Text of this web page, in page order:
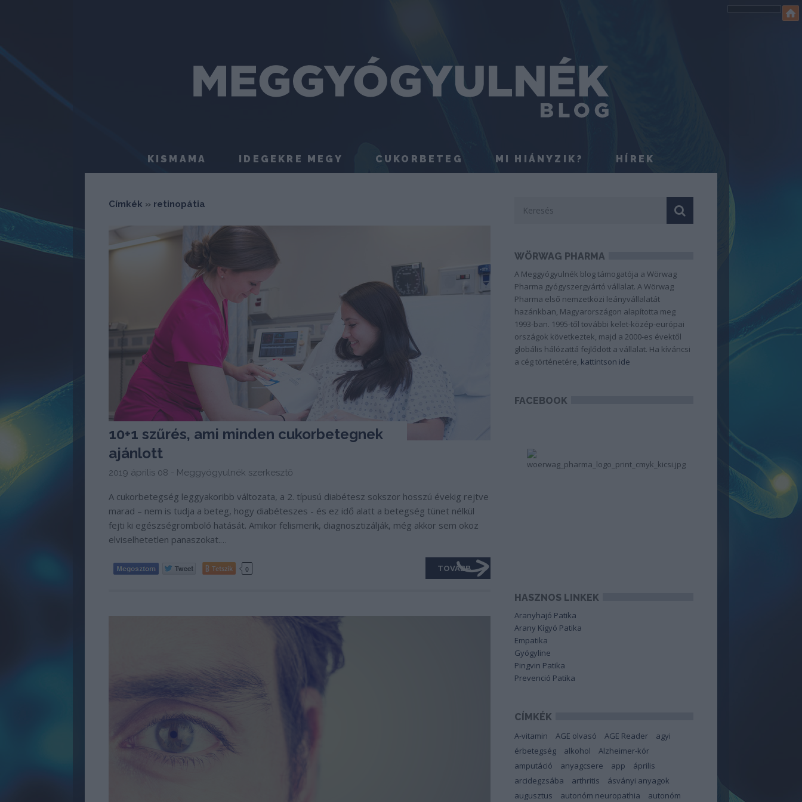
KISMAMA IDEGEKRE MEGY CUKORBETEG MI HIÁNYZIK? HÍREK
Címkék » retinopátia
10+1 szűrés, ami minden cukorbetegnek
ajánlott
2019 április 08 - Meggyógyulnék szerkesztő
A cukorbetegség leggyakoribb változata, a 2. típusú diabétesz sokszor hosszú évekig rejtve
marad – nem is tudja a beteg, hogy diabéteszes - és ez idő alatt a betegség tünet nélkül
fejti ki egészségromboló hatását. Amikor felismerik, diagnosztizálják, még akkor sem okoz
elviselhetetlen panaszokat.…
Tetszik 0 TOVÁBB
WÖRWAG PHARMA
A Meggyógyulnék blog támogatója a Wörwag
Pharma gyógyszergyártó vállalat. A Wörwag
Pharma első nemzetközi leányvállalatát
hazánkban, Magyarországon alapította meg
1993-ban. 1995-től további kelet-közép-európai
országok következtek, majd a 2000-es évektől
globális hálózattá fejlődött a vállalat. Ha kíváncsi
a cég történetére, kattintson ide
FACEBOOK
HASZNOS LINKEK
Aranyhajó Patika
Arany Kígyó Patika
Empatika
Gyógyline
Pingvin Patika
Prevenció Patika
CÍMKÉK
A-vitamin AGE olvasó AGE Reader
agyi
érbetegség
alkohol
Alzheimer-kór
amputáció
anyagcsere app
április
arcidegzsába
arthritis
ásványi anyagok
augusztus
autonóm neuropathia
autonóm